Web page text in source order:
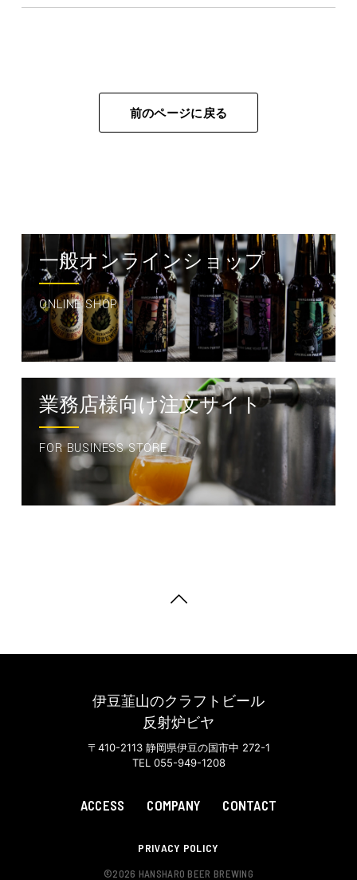
前のページに戻る
一般オンラインショップ
ONLINE SHOP
業務店様向け注文サイト
FOR BUSINESS STORE
伊豆韮山のクラフトビール
反射炉ビヤ
〒410-2113 静岡県伊豆の国市中 272-1
TEL 055-949-1208
ACCESS COMPANY CONTACT
PRIVACY POLICY
©2026 HANSHARO BEER BREWING